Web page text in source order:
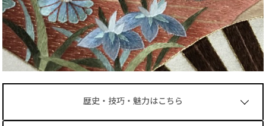
歴史・技巧・魅力はこちら